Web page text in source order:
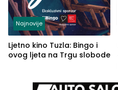
Najnovije
Ljetno kino Tuzla: Bingo i
ovog ljeta na Trgu slobode